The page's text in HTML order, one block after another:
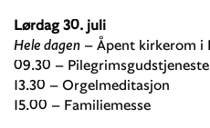
Lørdag 30. juli
Hele dagen – Åpent kirkerom i
09.30 –
13.30 – Orgelmeditasjon
15.00 – Familiemesse